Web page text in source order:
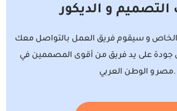
و الديكور
و سيقوم فريق العمل بالتواصل معك
جودة على يد فريق من أقوى المصممين في
مصر و الوطن العربي.